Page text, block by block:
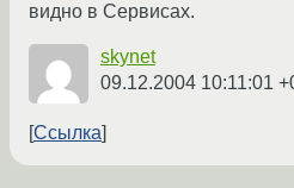
видно в Сервисах.
skynet
09.12.2004 10:11:01
Ссылка